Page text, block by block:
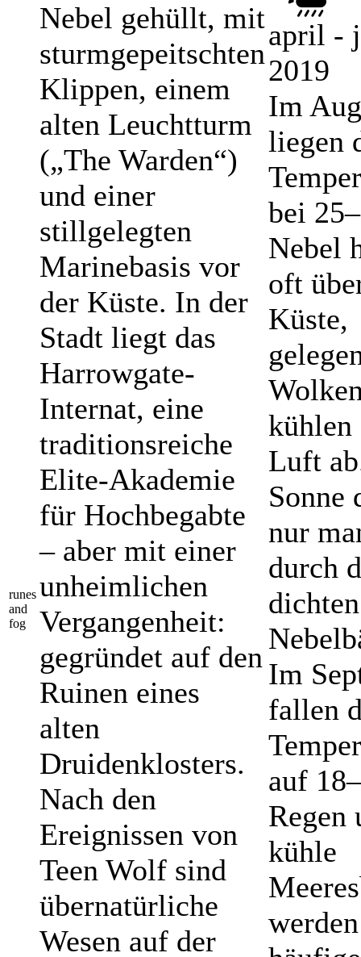
runes
and
fog
Nebel gehüllt, mit
sturmgepeitschten
Klippen, einem
alten Leuchtturm
(„The Warden“)
und einer
stillgelegten
Marinebasis vor
der Küste. In der
Stadt liegt das
Harrowgate-
Internat, eine
traditionsreiche
Elite-Akademie
für Hochbegabte
– aber mit einer
unheimlichen
Vergangenheit:
gegründet auf den
Ruinen eines
alten
Druidenklosters.
Nach den
Ereignissen von
Teen Wolf sind
übernatürliche
Wesen auf der
april -
2019
Im
liegen
bei
Nebel
oft
Küste,
kühlen
Luft
Sonne
nur
durch
dichten
Im
fallen
auf
Regen
kühle
werden